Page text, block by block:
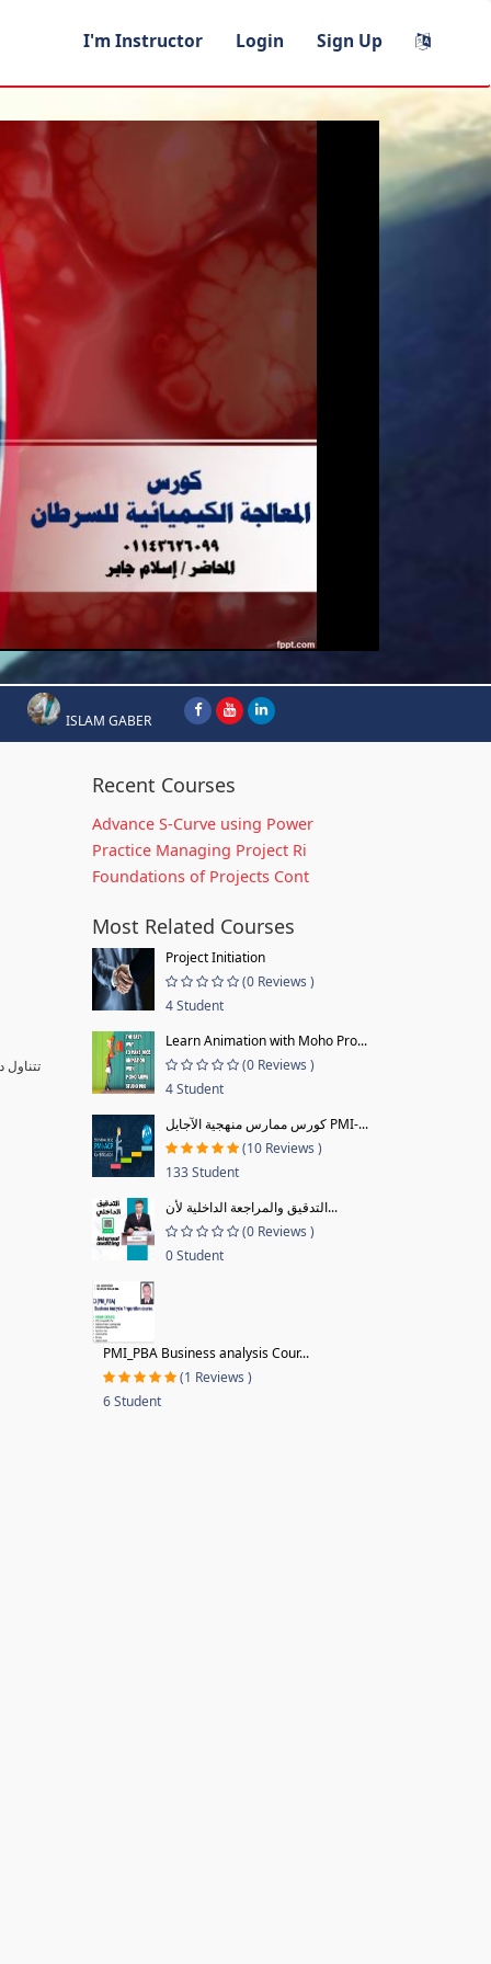
I'm Instructor Login Sign Up
ISLAM GABER
Recent Courses
Advance S-Curve using Power
Practice Managing Project Ri
Foundations of Projects Cont
Most Related Courses
Project Initiation
(0 Reviews )
4 Student
Learn Animation with Moho Pro...
(0 Reviews )
4 Student
كورس ممارس منهجية الآجايل PMI-...
(10 Reviews )
133 Student
التدقيق والمراجعة الداخلية لأن...
(0 Reviews )
0 Student
PMI_PBA Business analysis Cour...
(1 Reviews )
6 Student